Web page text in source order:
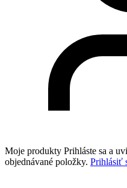
Moje produkty Prihláste sa a
objednávané položky. Prihlásiť